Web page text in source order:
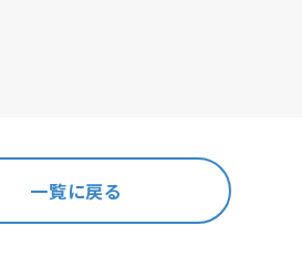
一覧に戻る